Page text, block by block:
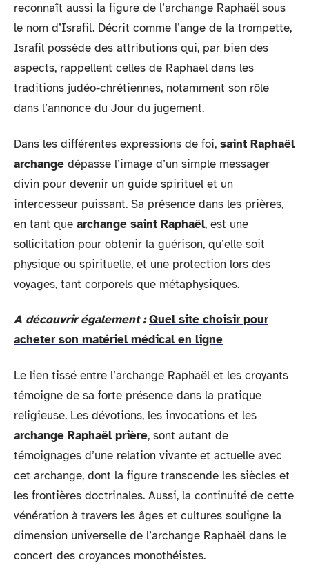
reconnaît aussi la figure de l’archange Raphaël sous
le nom d’Israfil. Décrit comme l’ange de la trompette,
Israfil possède des attributions qui, par bien des
aspects, rappellent celles de Raphaël dans les
traditions judéo-chrétiennes, notamment son rôle
dans l’annonce du Jour du jugement.
Dans les différentes expressions de foi, saint Raphaël
archange dépasse l’image d’un simple messager
divin pour devenir un guide spirituel et un
intercesseur puissant. Sa présence dans les prières,
en tant que archange saint Raphaël, est une
sollicitation pour obtenir la guérison, qu’elle soit
physique ou spirituelle, et une protection lors des
voyages, tant corporels que métaphysiques.
A découvrir également : Quel site choisir pour
acheter son matériel médical en ligne
Le lien tissé entre l’archange Raphaël et les croyants
témoigne de sa forte présence dans la pratique
religieuse. Les dévotions, les invocations et les
archange Raphaël prière, sont autant de
témoignages d’une relation vivante et actuelle avec
cet archange, dont la figure transcende les siècles et
les frontières doctrinales. Aussi, la continuité de cette
vénération à travers les âges et cultures souligne la
dimension universelle de l’archange Raphaël dans le
concert des croyances monothéistes.